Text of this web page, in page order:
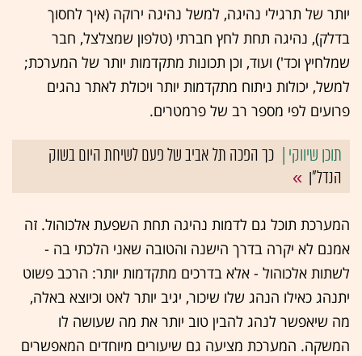
יותר של תרגילי נהיגה, למשל נהיגה ירוקה (איך לחסוך
בדלק), נהיגה תחת לחץ חברתי (טלפון שמצלצל, חבר
שמלחיץ וכד') ועוד, וכן תכונות מתקדמות יותר של המערכת;
למשל, יכולות ניתוח מתקדמות יותר ויכולת לאתר נהגים
פרועים לפי מספר רב של פרמטרים.
כך הפכה תל אביב של פעם לשיחת היום בשוק
הנדל"ן
המערכת תוכל גם לדמות נהיגה תחת השפעת אלכוהול. זה
אמנם לא יקרה בדרך הישנה והטובה שאני הלכתי בה -
לשתות אלכוהול - אלא בדרכים מתקדמות יותר: הרכב פשוט
יתנהג כאילו הנהג שלו שיכור, יגיב יותר לאט וכיוצא באלה,
מה שיאפשר לנהג להבין טוב יותר את מה שעושה לו
המשקה. המערכת מציעה גם שיעורים מיוחדים המאפשרים